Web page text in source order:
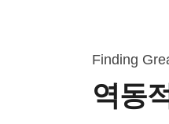
Finding
역동